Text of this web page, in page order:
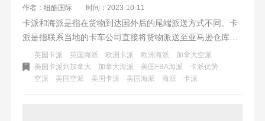
作者：纽酷国际 时间：2023-10-11
卡派和海派是指在货物到达国外后的尾端派送方式不同。卡
派是指联系当地的卡车公司直接将货物派送至亚马逊仓库，
适合大货中转入仓，对货物尺寸重量没有过多限制，丢件率
低。海派则是指将货物交付给当地的快递公司（如FedEx和
UPS），由快递公司进行最后的派送入仓，有单号可以追
踪，快递网点多，适合偏远仓库选择。
英国卡派 英国海派 欧洲卡派 欧洲海派
加拿大空派
美国卡派到加拿大
加拿大海派 美国FBA海派
卡派优势
空派
美国空派 美国卡派 美国海派 海派 卡派